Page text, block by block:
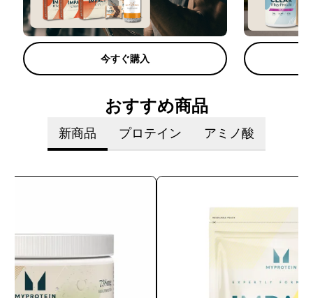
今すぐ購入
おすすめ商品
新商品 プロテイン アミノ酸